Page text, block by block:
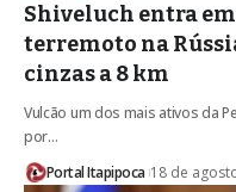
Shiveluch entra
terremoto na
cinzas a 8 km
Vulcão um dos mais ativos da
por…
Portal Itapipoca 18 de